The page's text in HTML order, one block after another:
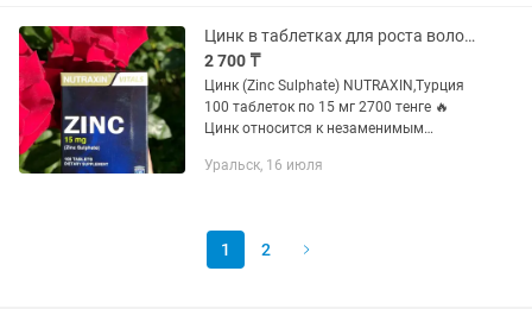
Цинк в таблетках для роста волос, мужского здоровья Турция
2 700 ₸
Цинк (Zinc Sulphate) NUTRAXIN,Турция
100 таблеток по 15 мг 2700 тенге 🔥
Цинк относится к незаменимым
таких жизненно важных процессах, как
Уральск, 16 июля
1 2